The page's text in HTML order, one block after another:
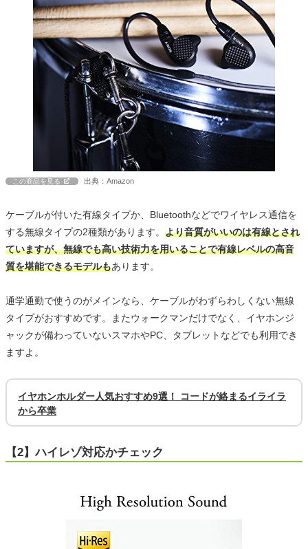
この商品を見る 出典：Amazon
ケーブルが付いた有線タイプか、Bluetoothなどでワイヤレス通信を
する無線タイプの2種類があります。 より音質がいいのは有線とされ
ていますが、無線でも高い技術力を用いることで有線レベルの高音
質を堪能できるモデルもあります。
通学通勤で使うのがメインなら、ケーブルがわずらわしくない無線
タイプがおすすめです。またウォークマンだけでなく、イヤホンジ
ャックが備わっていないスマホやPC、タブレットなどでも利用でき
ますよ。
イヤホンホルダー人気おすすめ9選！ コードが絡まるイライラ
から卒業
【2】ハイレゾ対応かチェック